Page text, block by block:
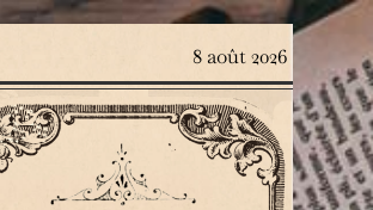
8 août 2026